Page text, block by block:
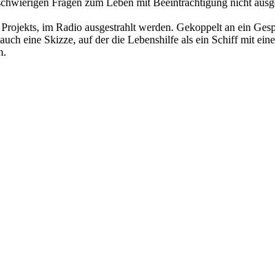
im Radio ausgestrahlt werden. Gekoppelt an ein
eine Skizze, auf der die Lebenshilfe als ein Schiff mit